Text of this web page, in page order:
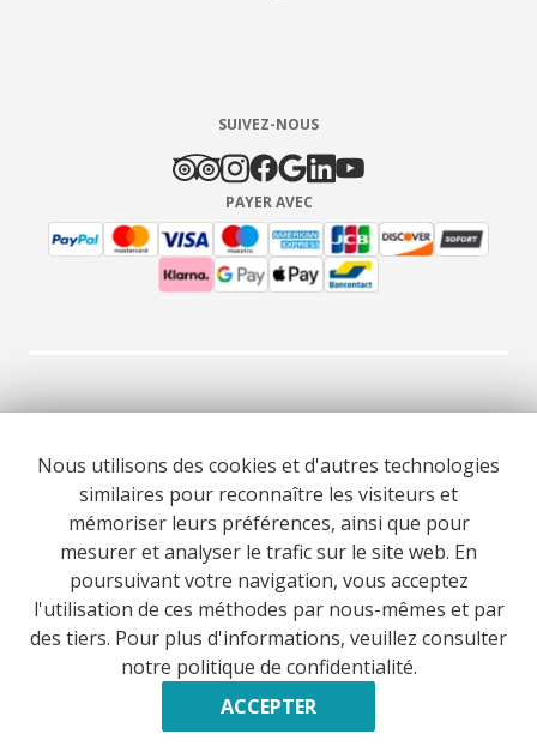
SUIVEZ-NOUS
PAYER AVEC
RNAAT 309/2015RNAVT 7055
Website co-funded by European Union’s COSME - SMP
programme executed under project ST3ER - ref. 101121592
Développé par
Nous utilisons des cookies et d'autres technologies
similaires pour reconnaître les visiteurs et
mémoriser leurs préférences, ainsi que pour
mesurer et analyser le trafic sur le site web. En
poursuivant votre navigation, vous acceptez
l'utilisation de ces méthodes par nous-mêmes et par
des tiers. Pour plus d'informations, veuillez consulter
notre politique de confidentialité.
ACCEPTER